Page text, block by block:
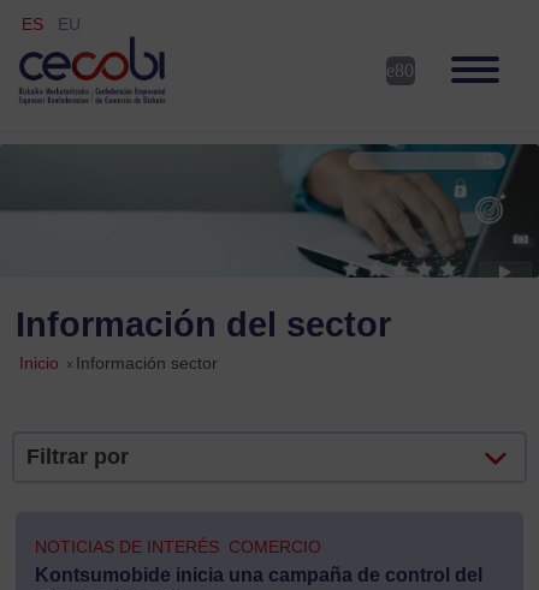
ES EU
Información del sector
Inicio » Información sector
Filtrar por
NOTICIAS DE INTERÉS COMERCIO
Kontsumobide inicia una campaña de control del